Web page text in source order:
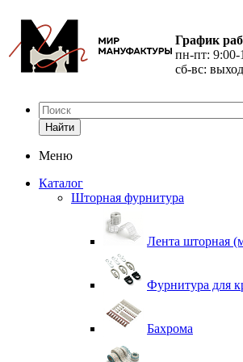
График
пн-пт: 9:00-
сб-вс:
Найти
Меню
Каталог
Шторная фурнитура
Лента шторная
Фурнитура для
Бахрома